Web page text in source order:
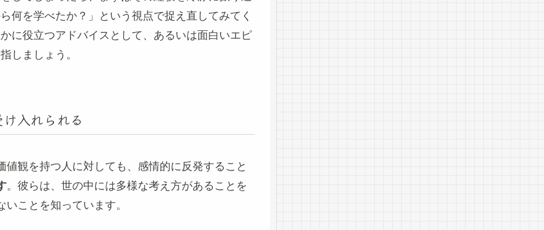
何を学べたか？」という視点で捉え直してみてく
に役立つアドバイスとして、あるいは面白いエピ
しましょう。
入れられる
観を持つ人に対しても、感情的に反発すること
。彼らは、世の中には多様な考え方があることを
ことを知っています。